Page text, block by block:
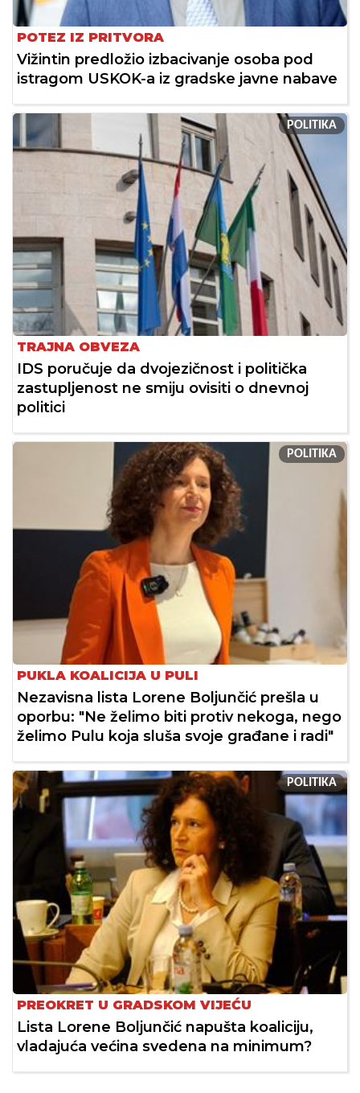
POTEZ IZ PRITVORA
Vižintin predložio izbacivanje osoba pod
istragom USKOK-a iz gradske javne nabave
POLITIKA
TRAJNA OBVEZA
IDS poručuje da dvojezičnost i politička
zastupljenost ne smiju ovisiti o dnevnoj
politici
POLITIKA
PUKLA KOALICIJA U PULI
Nezavisna lista Lorene Boljunčić prešla u
oporbu: "Ne želimo biti protiv nekoga, nego
želimo Pulu koja sluša svoje građane i radi"
POLITIKA
PREOKRET U GRADSKOM VIJEĆU
Lista Lorene Boljunčić napušta koaliciju,
vladajuća većina svedena na minimum?